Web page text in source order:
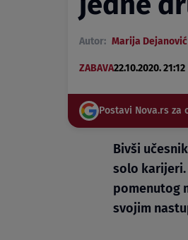
Autor: Marija Dejanović
ZABAVA22.10.2020. 21:12
Postavi Nova.rs za
Bivši
solo karijeri.
pomenutog
svojim